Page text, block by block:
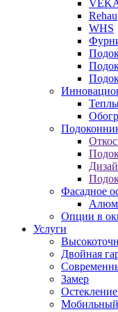
Rehau
WHS
Фасадное
Опции в
Услуги
Двойная
Замер